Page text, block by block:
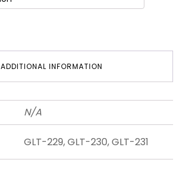
ADDITIONAL INFORMATION
N/A
GLT-229, GLT-230, GLT-231